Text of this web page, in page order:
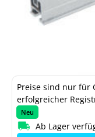
Preise sind nur für
erfolgreicher
Neu
Ab Lager